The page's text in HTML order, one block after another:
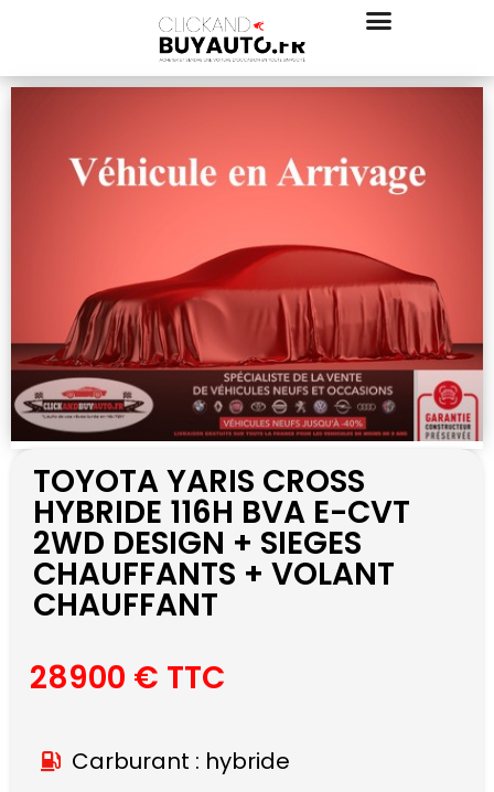
TOYOTA YARIS CROSS
HYBRIDE 116H BVA E-CVT
2WD DESIGN + SIEGES
CHAUFFANTS + VOLANT
CHAUFFANT
28900 € TTC
Carburant : hybride